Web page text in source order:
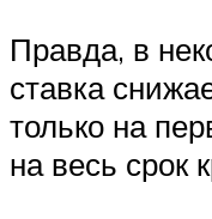
Правда, в
ставка
только на
на весь срок